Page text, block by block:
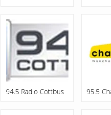
94.5 Radio Cottbus